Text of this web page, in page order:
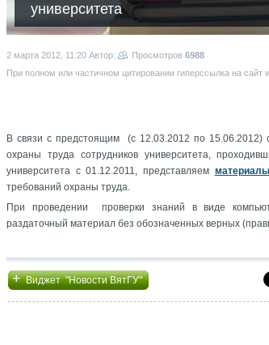
университета
2 марта 2012, 11:20 Автор: Просмотров 6988
При полном или частичном цитировании гиперссылка на сайт
В связи с предстоящим (с 12.03.2012 по 15.06.2012)
охраны труда сотрудников университета,
университета с 01.12.2011, представляем материалы
требований охраны труда.
При проведении проверки знаний в виде
раздаточный материал без обозначенных верных
+Виджет "Новости ВятГУ"